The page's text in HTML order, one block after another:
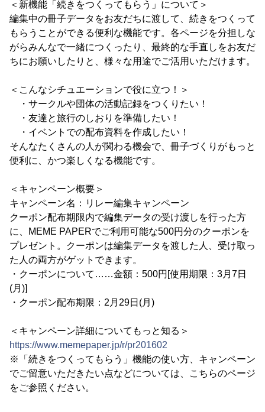
＜新機能「続きをつくってもらう」について＞
編集中の冊子データをお友だちに渡して、続きをつくって
もらうことができる便利な機能です。各ページを分担しな
がらみんなで一緒につくったり、最終的な手直しをお友だ
ちにお願いしたりと、様々な用途でご活用いただけます。
＜こんなシチュエーションで役に立つ！＞
・サークルや団体の活動記録をつくりたい！
・友達と旅行のしおりを準備したい！
・イベントでの配布資料を作成したい！
そんなたくさんの人が関わる機会で、冊子づくりがもっと
便利に、かつ楽しくなる機能です。
＜キャンペーン概要＞
キャンペーン名：リレー編集キャンペーン
クーポン配布期限内で編集データの受け渡しを行った方
に、MEME PAPERでご利用可能な500円分のクーポンを
プレゼント。クーポンは編集データを渡した人、受け取っ
た人の両方がゲットできます。
・クーポンについて……金額：500円[使用期限：3月7日
(月)]
・クーポン配布期限：2月29日(月)
＜キャンペーン詳細についてもっと知る＞
https://www.memepaper.jp/r/pr201602
※「続きをつくってもらう」機能の使い方、キャンペーン
でご留意いただきたい点などについては、こちらのページ
をご参照ください。